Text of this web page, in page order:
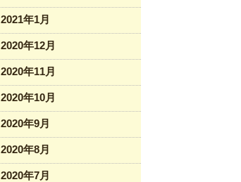
2021年1月
2020年12月
2020年11月
2020年10月
2020年9月
2020年8月
2020年7月